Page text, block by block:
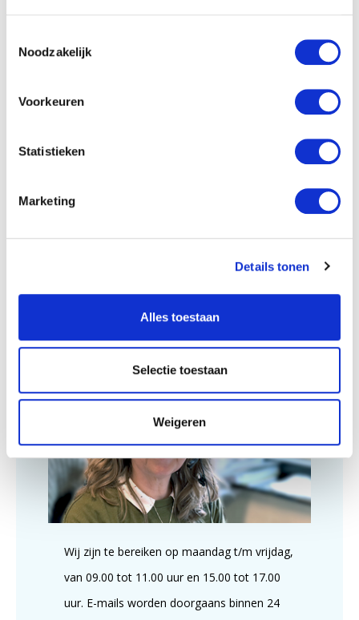
Noodzakelijk
Voorkeuren
Statistieken
Marketing
Details tonen
Alles toestaan
Selectie toestaan
Weigeren
Specificaties
NUR-code:
Verschijningsdatum: November 2025
Klantenservice
Wij zijn te bereiken op maandag t/m vrijdag,
van 09.00 tot 11.00 uur en 15.00 tot 17.00
uur. E-mails worden doorgaans binnen 24